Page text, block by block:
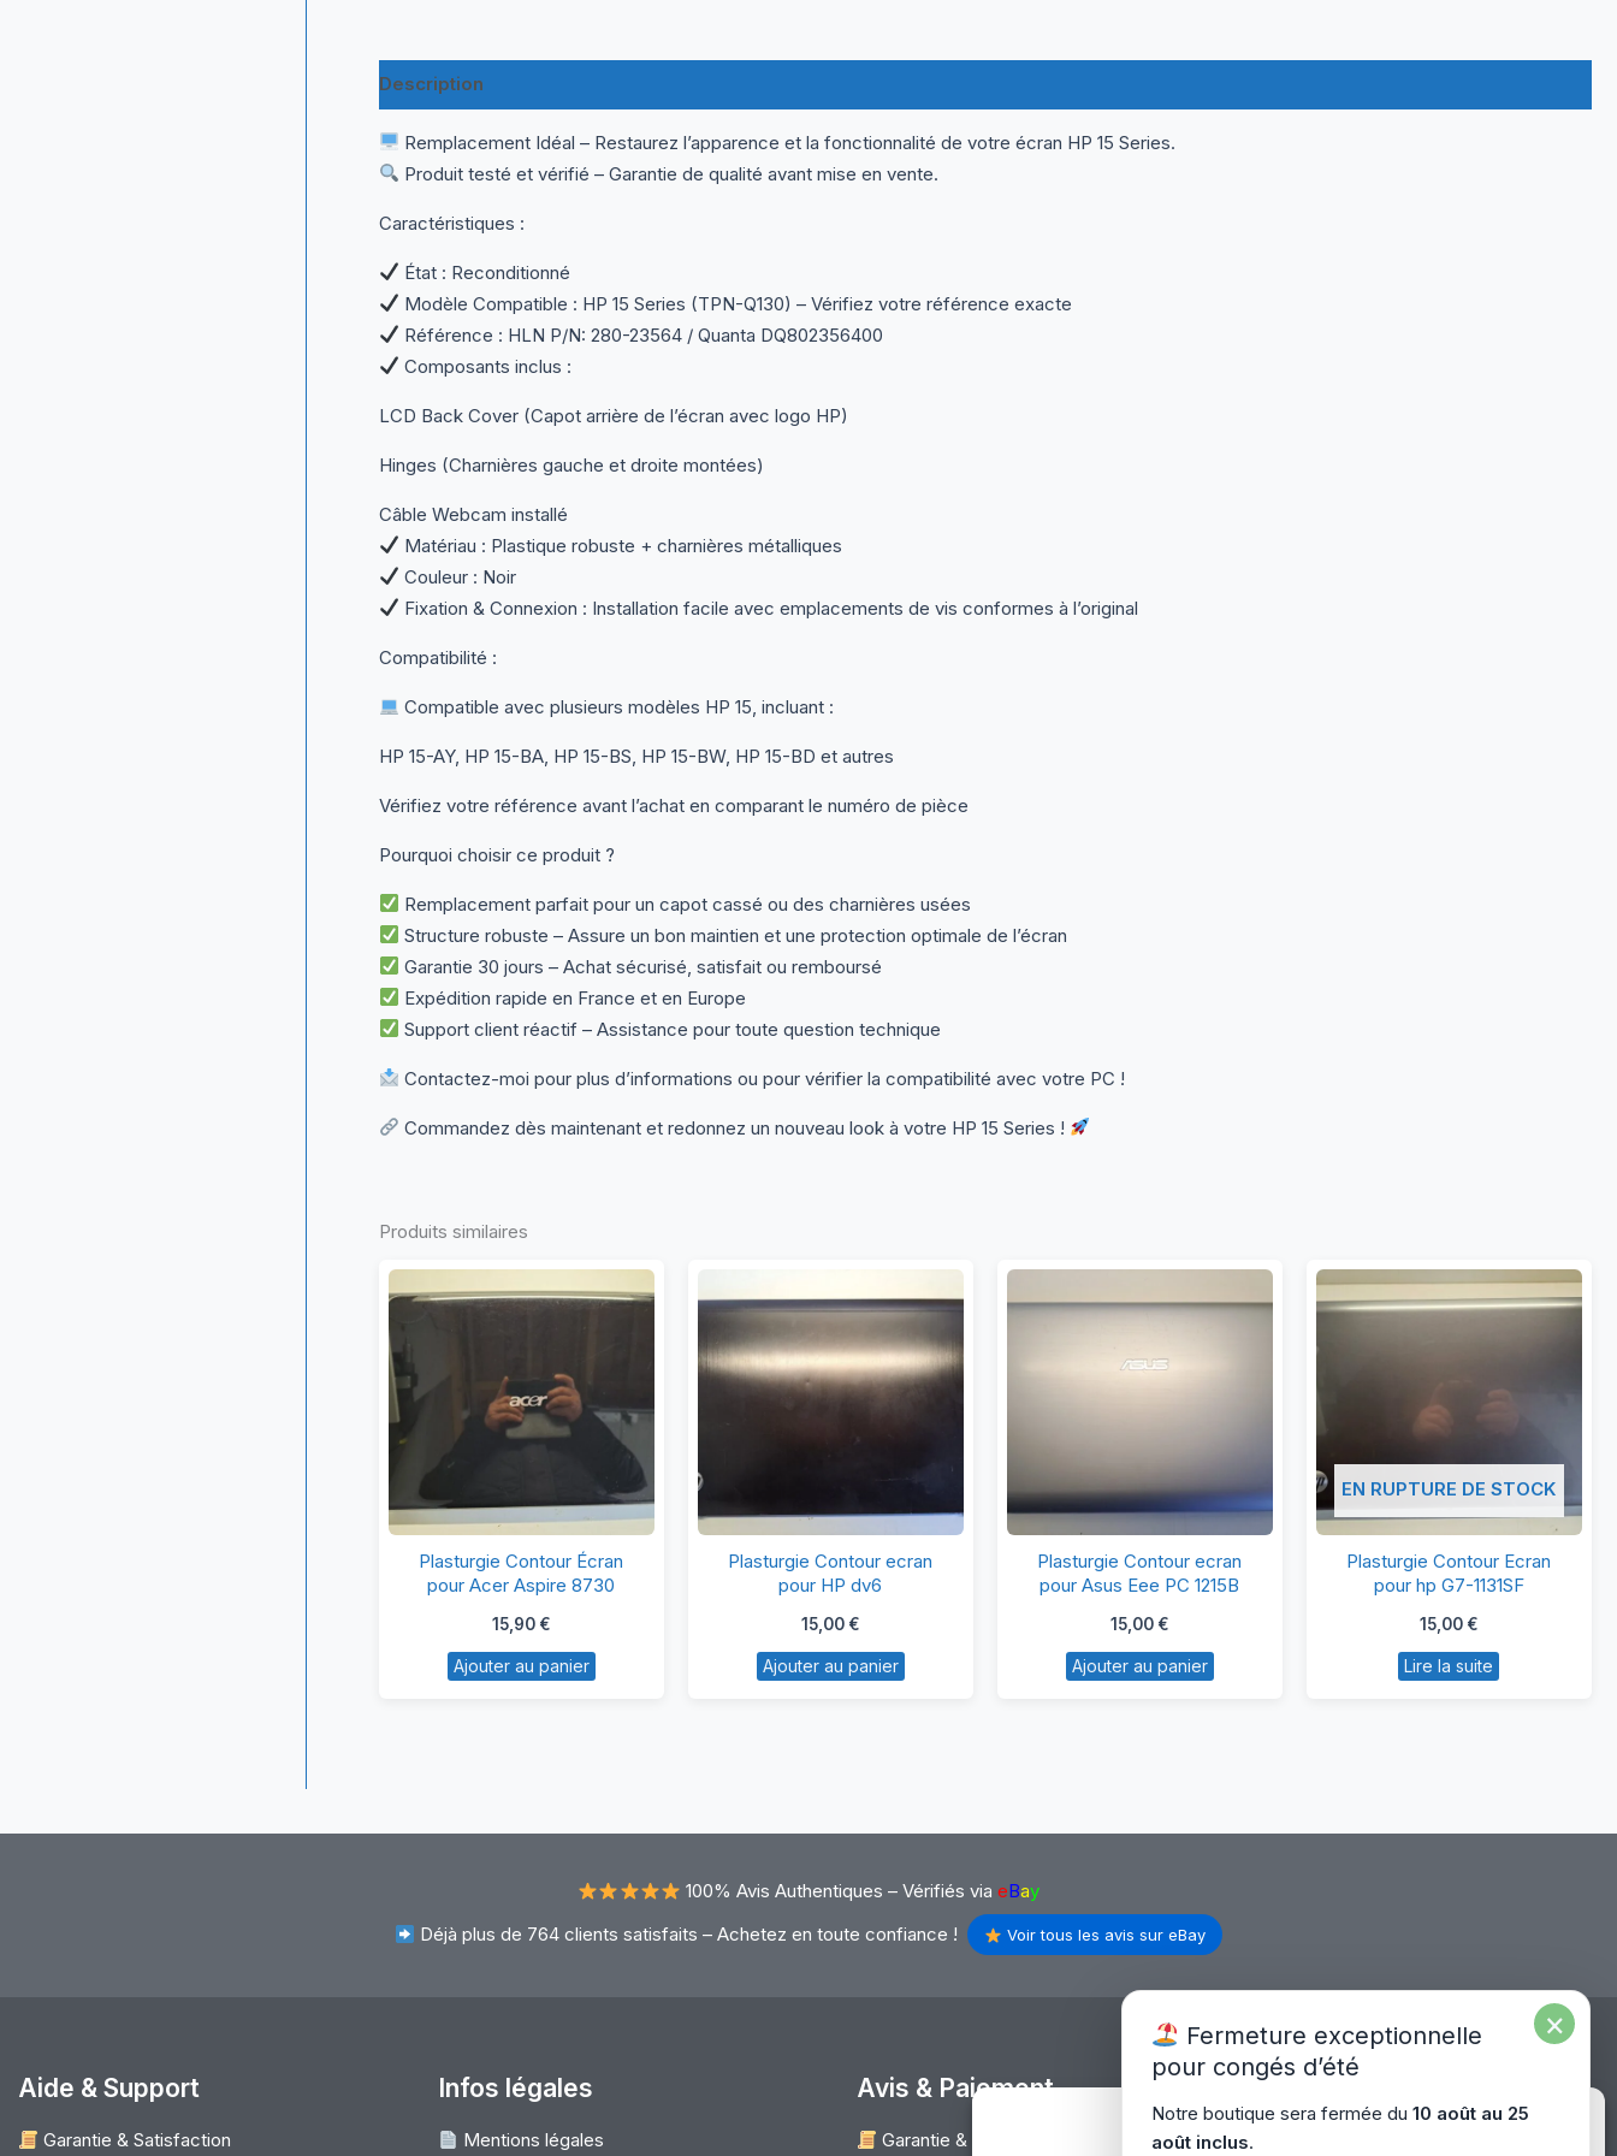
Gérer le consentement
Description
Remplacement Idéal – Restaurez l’apparence et la fonctionnalité de votre écran HP 15 Series.
Produit testé et vérifié – Garantie de qualité avant mise en vente.
Caractéristiques :
État : Reconditionné
Modèle Compatible : HP 15 Series (TPN-Q130) – Vérifiez votre référence exacte
Référence : HLN P/N: 280-23564 / Quanta DQ802356400
Composants inclus :
LCD Back Cover (Capot arrière de l’écran avec logo HP)
Hinges (Charnières gauche et droite montées)
Câble Webcam installé
Matériau : Plastique robuste + charnières métalliques
Couleur : Noir
Fixation & Connexion : Installation facile avec emplacements de vis conformes à l’original
Compatibilité :
Compatible avec plusieurs modèles HP 15, incluant :
HP 15-AY, HP 15-BA, HP 15-BS, HP 15-BW, HP 15-BD et autres
Vérifiez votre référence avant l’achat en comparant le numéro de pièce
Pourquoi choisir ce produit ?
Remplacement parfait pour un capot cassé ou des charnières usées
Structure robuste – Assure un bon maintien et une protection optimale de l’écran
Garantie 30 jours – Achat sécurisé, satisfait ou remboursé
Expédition rapide en France et en Europe
Support client réactif – Assistance pour toute question technique
Contactez-moi pour plus d’informations ou pour vérifier la compatibilité avec votre PC !
Commandez dès maintenant et redonnez un nouveau look à votre HP 15 Series !
Produits similaires
Plasturgie
Contour
Écran
Acer
Plasturgie Contour Écran
pour Acer Aspire 8730
15,90 €
Ajouter au panier
Contour
ecran
HP
Plasturgie Contour ecran
pour HP dv6
15,00 €
Ajouter au panier
Contour
ecran
Asus
Plasturgie Contour ecran
pour Asus Eee PC 1215B
15,00 €
Ajouter au panier
Plasturgie
Contour
Ecran
hp
EN RUPTURE DE STOCK
Plasturgie Contour Ecran
pour hp G7-1131SF
15,00 €
Lire la suite
100% Avis Authentiques – Vérifiés via eBay
Déjà plus de 764 clients satisfaits – Achetez en toute confiance !
Voir tous les avis sur eBay
Aide & Support
Garantie & Satisfaction
Infos légales
Mentions légales
Avis & Paiement
Garantie & Satisfaction
×
Fermeture exceptionnelle
pour congés d’été
Notre boutique sera fermée du 10 août au 25
août inclus.